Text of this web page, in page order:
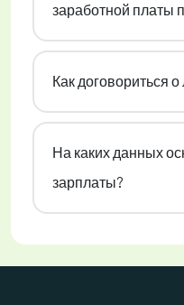
заработной платы
Как договориться
На каких данных
зарплаты?